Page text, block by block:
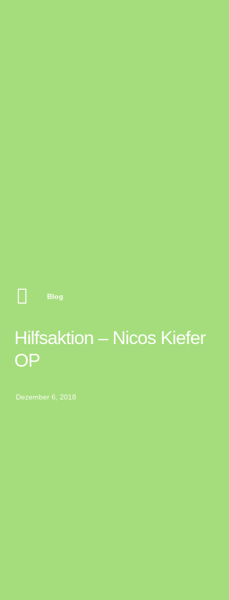
Blog
Hilfsaktion – Nicos Kiefer
OP
Dezember 6, 2018